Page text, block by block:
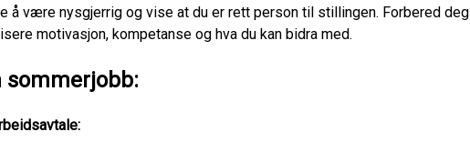
å være nysgjerrig og vise at du er rett person til stillingen. Forbered deg
motivasjon, kompetanse og hva du kan bidra med.
sommerjobb: